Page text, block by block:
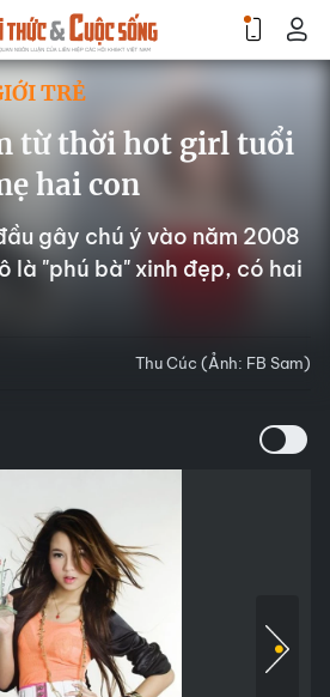
TRẺ
từ thời hot girl tuổi
hai con
gây chú ý vào năm 2008
là "phú bà" xinh đẹp, có hai
Thu Cúc (Ảnh: FB Sam)